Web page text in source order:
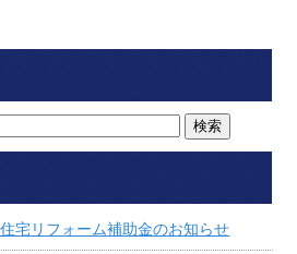
宅リフォーム補助金のお知らせ